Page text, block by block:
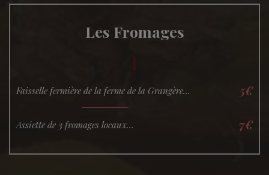
Les Fromages
Faisselle fermière de la ferme de la Grangère… 5€
Assiette de 3 fromages locaux… 7€